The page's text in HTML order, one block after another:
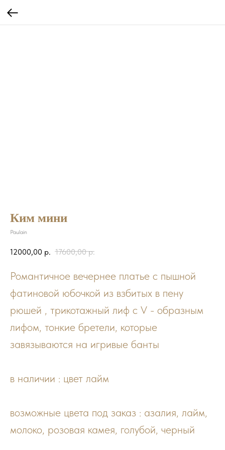
Ким мини
Paulain
12000,00 р. 17600,00 р.
Романтичное вечернее платье с пышной
фатиновой юбочкой из взбитых в пену
рюшей , трикотажный лиф с V - образным
лифом, тонкие бретели, которые
завязываются на игривые банты
в наличии : цвет лайм
возможные цвета под заказ : азалия, лайм,
молоко, розовая камея, голубой, черный